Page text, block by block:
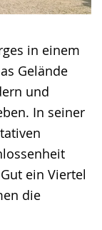
in einem
Gelände
und
In seiner
ein Viertel
die